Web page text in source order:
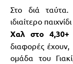
Στο διά
ιδιαίτερο
Χαλ στο 4,30+
διαφορές έχουν,
ομάδα του